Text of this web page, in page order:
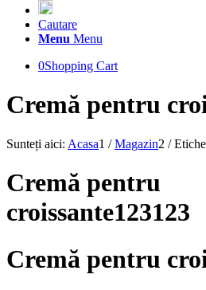
Cautare
Menu Menu
0Shopping Cart
Cremă pentru
Sunteți aici: Acasa1 / Magazin2 /
Cremă pentru
croissante123123
Cremă pentru